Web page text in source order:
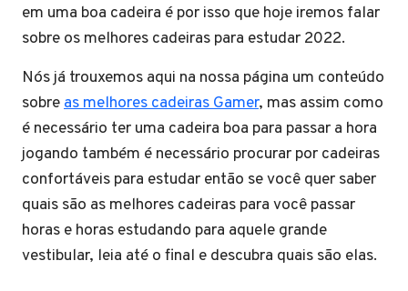
em uma boa cadeira é por isso que hoje iremos falar
sobre os melhores cadeiras para estudar 2022.
Nós já trouxemos aqui na nossa página um conteúdo
sobreas melhores cadeiras Gamer, mas assim como
é necessário ter uma cadeira boa para passar a hora
jogando também é necessário procurar por cadeiras
confortáveis para estudar então se você quer saber
quais são as melhores cadeiras para você passar
horas e horas estudando para aquele grande
vestibular, leia até o final e descubra quais são elas.